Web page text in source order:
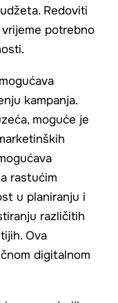
Redoviti
potrebno
kampanja.
moguće je
rastućim
u planiranju i
različitih
Ova
digitalnom